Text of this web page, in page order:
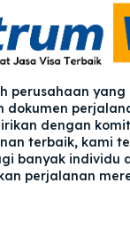
perusahaan yang
dokumen
dengan
terbaik, kami
banyak individu
perjalanan